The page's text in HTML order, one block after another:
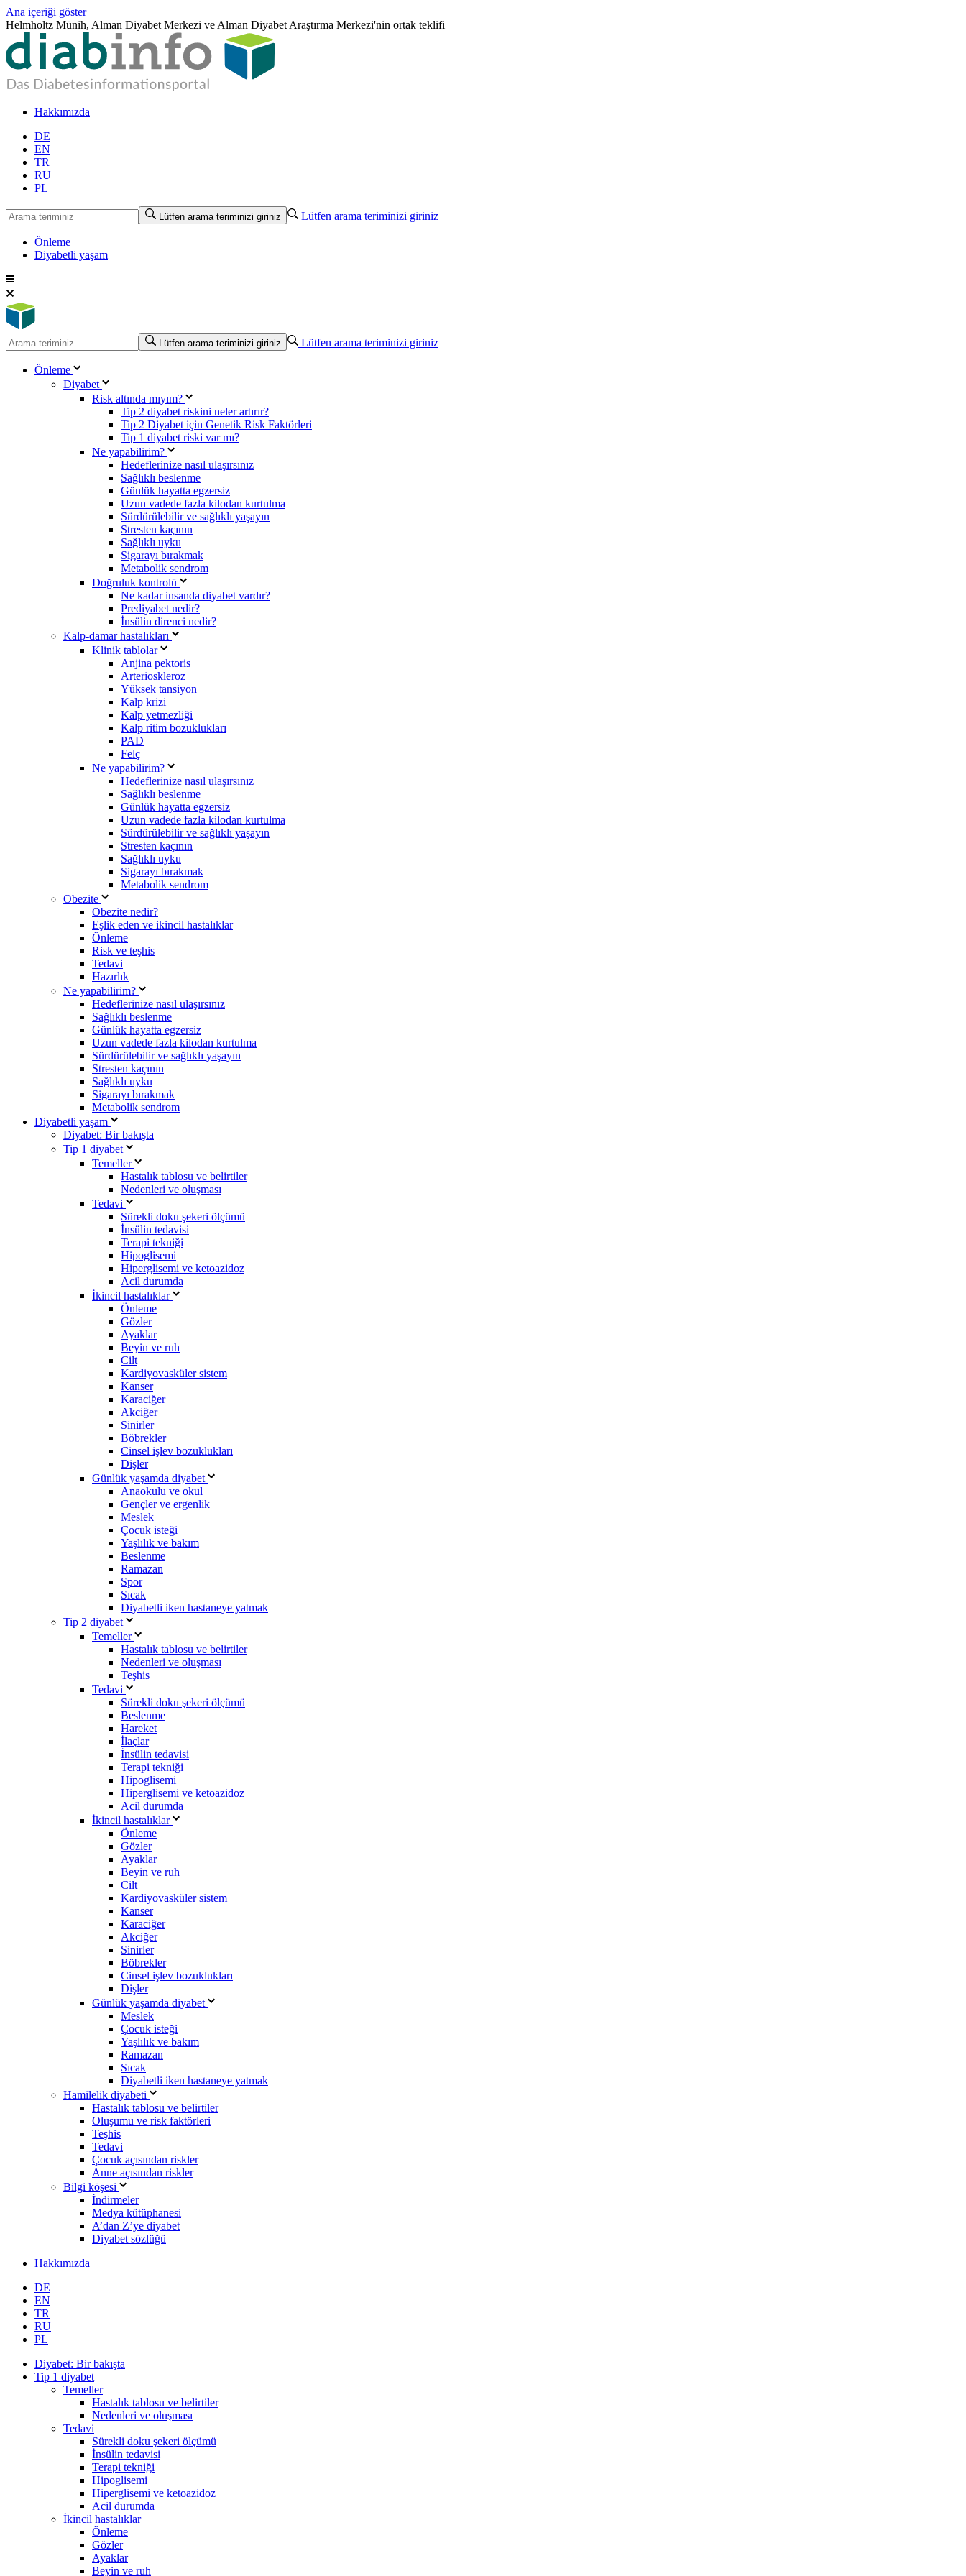
Ana içeriği göster
Helmholtz Münih, Alman Diyabet Merkezi ve Alman Diyabet Araştırma Merkezi'nin ortak teklifi
Hakkımızda
DE
EN
TR
RU
PL
Lütfen arama teriminizi giriniz Lütfen arama teriminizi giriniz
Önleme
Diyabetli yaşam
Lütfen arama teriminizi giriniz Lütfen arama teriminizi giriniz
Önleme
Diyabet
Risk altında mıyım?
Tip 2 diyabet riskini neler artırır?
Tip 2 Diyabet için Genetik Risk Faktörleri
Tip 1 diyabet riski var mı?
Ne yapabilirim?
Hedeflerinize nasıl ulaşırsınız
Sağlıklı beslenme
Günlük hayatta egzersiz
Uzun vadede fazla kilodan kurtulma
Sürdürülebilir ve sağlıklı yaşayın
Stresten kaçının
Sağlıklı uyku
Sigarayı bırakmak
Metabolik sendrom
Doğruluk kontrolü
Ne kadar insanda diyabet vardır?
Prediyabet nedir?
İnsülin direnci nedir?
Kalp-damar hastalıkları
Klinik tablolar
Anjina pektoris
Arterioskleroz
Yüksek tansiyon
Kalp krizi
Kalp yetmezliği
Kalp ritim bozuklukları
PAD
Felç
Ne yapabilirim?
Hedeflerinize nasıl ulaşırsınız
Sağlıklı beslenme
Günlük hayatta egzersiz
Uzun vadede fazla kilodan kurtulma
Sürdürülebilir ve sağlıklı yaşayın
Stresten kaçının
Sağlıklı uyku
Sigarayı bırakmak
Metabolik sendrom
Obezite
Obezite nedir?
Eşlik eden ve ikincil hastalıklar
Önleme
Risk ve teşhis
Tedavi
Hazırlık
Ne yapabilirim?
Hedeflerinize nasıl ulaşırsınız
Sağlıklı beslenme
Günlük hayatta egzersiz
Uzun vadede fazla kilodan kurtulma
Sürdürülebilir ve sağlıklı yaşayın
Stresten kaçının
Sağlıklı uyku
Sigarayı bırakmak
Metabolik sendrom
Diyabetli yaşam
Diyabet: Bir bakışta
Tip 1 diyabet
Temeller
Hastalık tablosu ve belirtiler
Nedenleri ve oluşması
Tedavi
Sürekli doku şekeri ölçümü
İnsülin tedavisi
Terapi tekniği
Hipoglisemi
Hiperglisemi ve ketoazidoz
Acil durumda
İkincil hastalıklar
Önleme
Gözler
Ayaklar
Beyin ve ruh
Cilt
Kardiyovasküler sistem
Kanser
Karaciğer
Akciğer
Sinirler
Böbrekler
Cinsel işlev bozuklukları
Dişler
Günlük yaşamda diyabet
Anaokulu ve okul
Gençler ve ergenlik
Meslek
Çocuk isteği
Yaşlılık ve bakım
Beslenme
Ramazan
Spor
Sıcak
Diyabetli iken hastaneye yatmak
Tip 2 diyabet
Temeller
Hastalık tablosu ve belirtiler
Nedenleri ve oluşması
Teşhis
Tedavi
Sürekli doku şekeri ölçümü
Beslenme
Hareket
İlaçlar
İnsülin tedavisi
Terapi tekniği
Hipoglisemi
Hiperglisemi ve ketoazidoz
Acil durumda
İkincil hastalıklar
Önleme
Gözler
Ayaklar
Beyin ve ruh
Cilt
Kardiyovasküler sistem
Kanser
Karaciğer
Akciğer
Sinirler
Böbrekler
Cinsel işlev bozuklukları
Dişler
Günlük yaşamda diyabet
Meslek
Çocuk isteği
Yaşlılık ve bakım
Ramazan
Sıcak
Diyabetli iken hastaneye yatmak
Hamilelik diyabeti
Hastalık tablosu ve belirtiler
Oluşumu ve risk faktörleri
Teşhis
Tedavi
Çocuk açısından riskler
Anne açısından riskler
Bilgi köşesi
İndirmeler
Medya kütüphanesi
A’dan Z’ye diyabet
Diyabet sözlüğü
Hakkımızda
DE
EN
TR
RU
PL
Diyabet: Bir bakışta
Tip 1 diyabet
Temeller
Hastalık tablosu ve belirtiler
Nedenleri ve oluşması
Tedavi
Sürekli doku şekeri ölçümü
İnsülin tedavisi
Terapi tekniği
Hipoglisemi
Hiperglisemi ve ketoazidoz
Acil durumda
İkincil hastalıklar
Önleme
Gözler
Ayaklar
Beyin ve ruh